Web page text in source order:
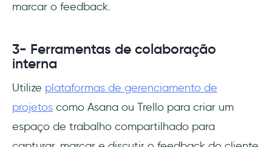
marcar o feedback.
3- Ferramentas de colaboração
interna
Utilize plataformas de gerenciamento de
projetos como Asana ou Trello para criar um
espaço de trabalho compartilhado para